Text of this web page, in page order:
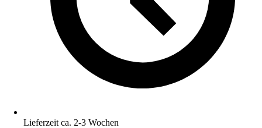
Lieferzeit ca. 2-3 Wochen